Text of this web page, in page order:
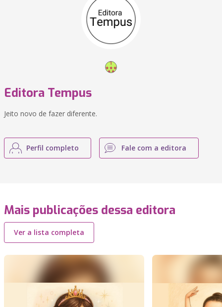
Editora Tempus
Jeito novo de fazer diferente.
Perfil completo Fale com a editora
Mais publicações dessa editora
Ver a lista completa